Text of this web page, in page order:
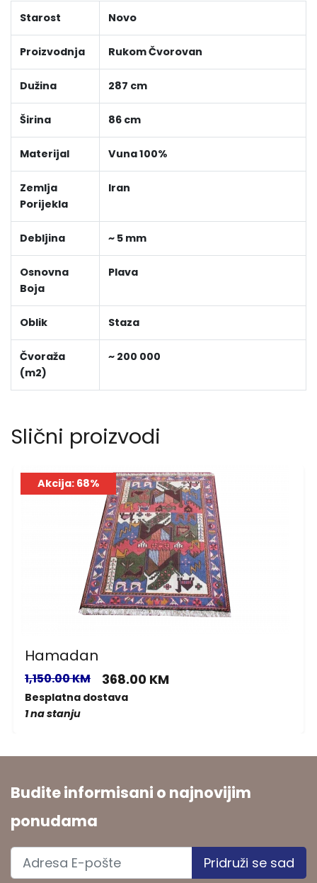
Starost Novo
Proizvodnja Rukom Čvorovan
Dužina 287 cm
Širina 86 cm
Materijal Vuna 100%
Zemlja
Porijekla
Iran
Debljina ~ 5 mm
Osnovna
Boja
Plava
Oblik Staza
Čvoraža
(m2)
~ 200 000
Slični proizvodi
Akcija: 68%
Hamadan
1,150.00 KM 368.00 KM
Besplatna dostava
1 na stanju
Budite informisani o najnovijim
ponudama
Pridruži se sad